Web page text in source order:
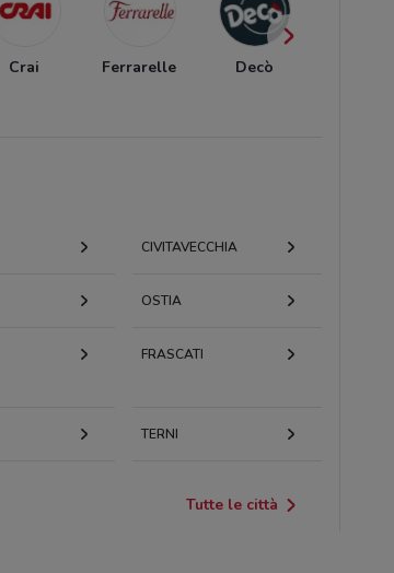
Crai Ferrarelle Decò
CIVITAVECCHIA
OSTIA
FRASCATI
TERNI
Tutte le città